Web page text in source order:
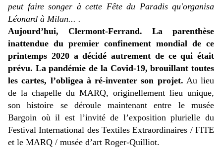
peut faire songer à cette Fête du Paradis qu'organisa
Léonard à Milan... .
Aujourd’hui, Clermont-Ferrand. La parenthèse
inattendue du premier confinement mondial de ce
printemps 2020 a décidé autrement de ce qui était
prévu. La pandémie de la Covid-19, brouillant toutes
les cartes, l’obligea à ré-inventer son projet. Au lieu
de la chapelle du MARQ, originellement lieu unique,
son histoire se déroule maintenant entre le musée
Bargoin où il est l’invité de l’exposition plurielle du
Festival International des Textiles Extraordinaires / FITE
et le MARQ / musée d’art Roger-Quilliot.